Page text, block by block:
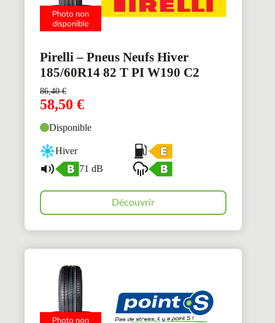
Pirelli – Pneus Neufs Hiver
185/60R14 82 T PI W190 C2
86,40€
58,50 €
Disponible
Hiver
71 dB
Découvrir